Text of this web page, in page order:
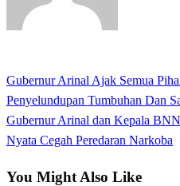
Navigasi
pos
Previous
Post
Gubernur Arinal Ajak Semua
Penyelundupan Tumbuhan Dan
Next
Post
Gubernur Arinal dan Kepala
Nyata Cegah Peredaran Narkoba
You Might Also Like